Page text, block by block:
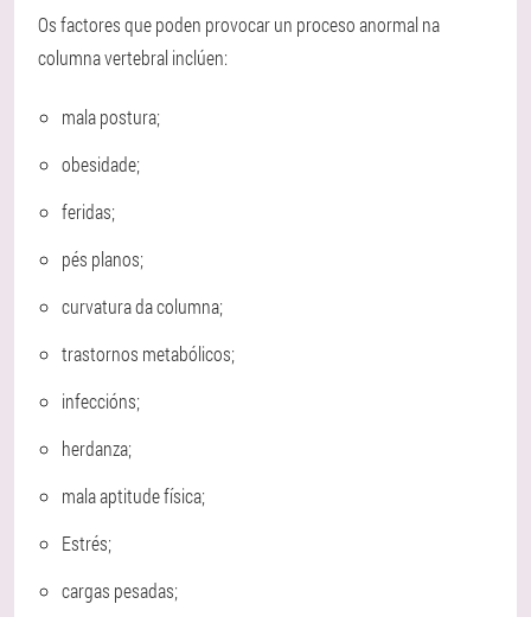
Os factores que poden provocar un proceso anormal na
columna vertebral inclúen:
mala postura;
obesidade;
feridas;
pés planos;
curvatura da columna;
trastornos metabólicos;
infeccións;
herdanza;
mala aptitude física;
Estrés;
cargas pesadas;